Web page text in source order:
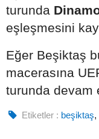
turunda
eşleşmesini
Eğer Beşiktaş
macerasına
turunda devam
Etiketler : beşiktaş,